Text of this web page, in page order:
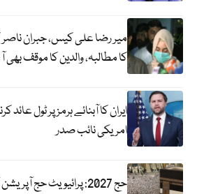
میر رضا علی کیس، جبران ناصر
کا مطالبہ، والدین کا موقف بھی
ایران کا آبنائے ہرمز پر ٹول
امریکی نائب صدر
حج 2027: پرائیویٹ حج